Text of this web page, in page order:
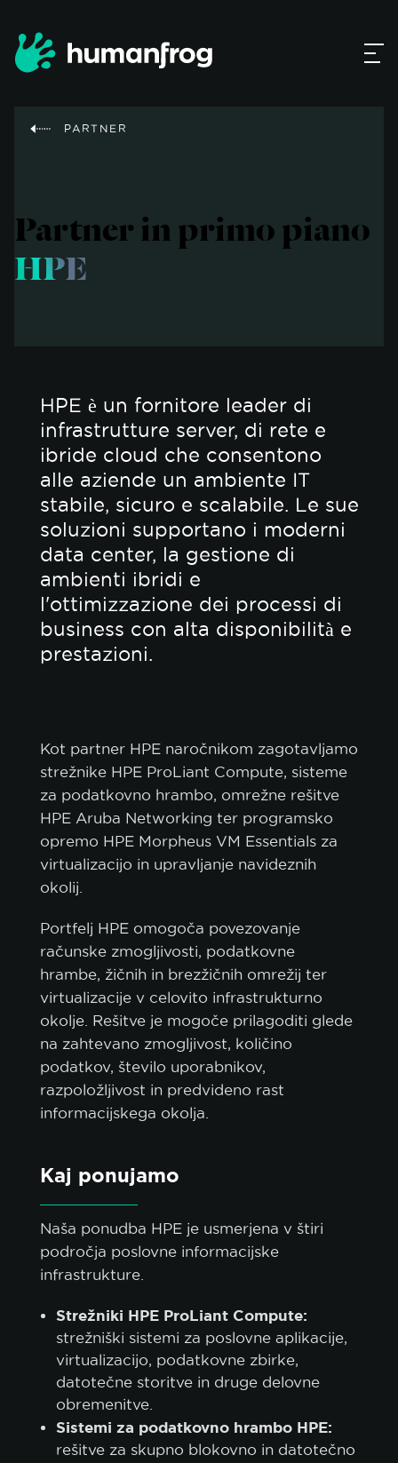
PARTNER
Partner in primo piano
HPE
HPE è un fornitore leader di
infrastrutture server, di rete e
ibride cloud che consentono
alle aziende un ambiente IT
stabile, sicuro e scalabile. Le sue
soluzioni supportano i moderni
data center, la gestione di
ambienti ibridi e
l'ottimizzazione dei processi di
business con alta disponibilità e
prestazioni.
Kot partner HPE naročnikom zagotavljamo
strežnike HPE ProLiant Compute, sisteme
za podatkovno hrambo, omrežne rešitve
HPE Aruba Networking ter programsko
opremo HPE Morpheus VM Essentials za
virtualizacijo in upravljanje navideznih
okolij.
Portfelj HPE omogoča povezovanje
računske zmogljivosti, podatkovne
hrambe, žičnih in brezžičnih omrežij ter
virtualizacije v celovito infrastrukturno
okolje. Rešitve je mogoče prilagoditi glede
na zahtevano zmogljivost, količino
podatkov, število uporabnikov,
razpoložljivost in predvideno rast
informacijskega okolja.
Kaj ponujamo
Naša ponudba HPE je usmerjena v štiri
področja poslovne informacijske
infrastrukture.
Strežniki HPE ProLiant Compute:
strežniški sistemi za poslovne aplikacije,
virtualizacijo, podatkovne zbirke,
datotečne storitve in druge delovne
obremenitve.
Sistemi za podatkovno hrambo HPE:
rešitve za skupno blokovno in datotečno